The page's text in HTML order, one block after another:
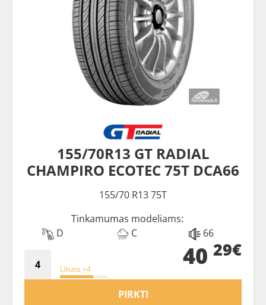
155/70R13 GT RADIAL
CHAMPIRO ECOTEC 75T DCA66
155/70 R13 75T
Tinkamumas modeliams:
D
C 66
Likutis >4 40 29€
PIRKTI